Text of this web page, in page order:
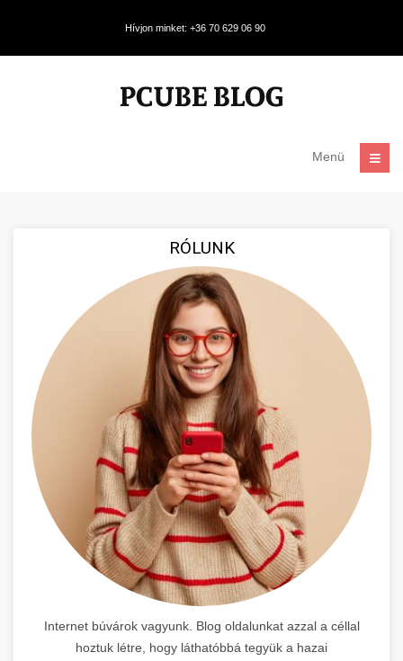
Hívjon minket: +36 70 629 06 90
Menü
RÓLUNK
Internet búvárok vagyunk. Blog oldalunkat azzal a céllal
hoztuk létre, hogy láthatóbbá tegyük a hazai